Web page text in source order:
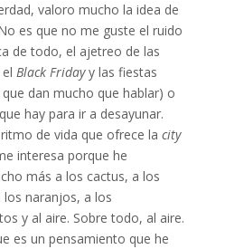
valoro mucho la idea de
es que no me guste el ruido
de todo, el ajetreo de las
Black Fridayy las fiestas
dan mucho que hablar) o
hay para ir a desayunar.
de vida que ofrece la city
interesa porque he
más a los cactus, a los
naranjos, a los
y al aire. Sobre todo, al aire.
es un pensamiento que he